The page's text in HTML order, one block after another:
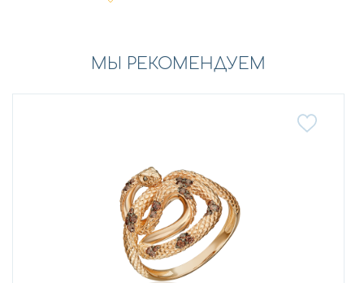
МЫ РЕКОМЕНДУЕМ